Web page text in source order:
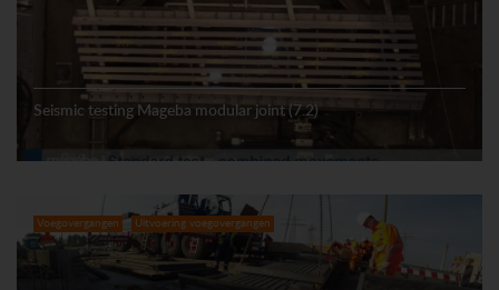
Seismic testing Mageba modular joint (7.2)
Voegovergangen Uitvoering voegovergangen